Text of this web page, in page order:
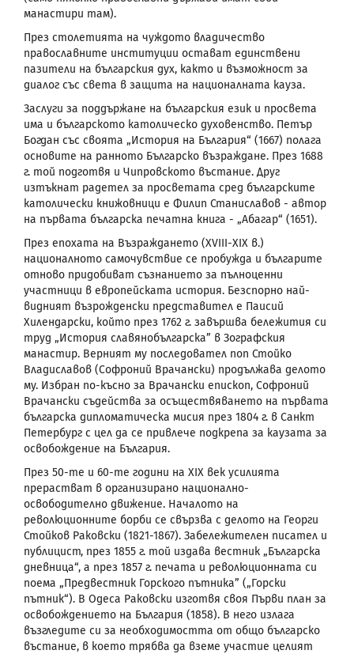
манастири там).
През столетията на чуждото владичество
православните институции остават единствени
пазители на българския дух, както и възможност за
диалог със света в защита на националната кауза.
Заслуги за поддържане на българския език и просвета
има и българското католическо духовенство. Петър
Богдан със своята „История на България“ (1667) полага
основите на ранното Българско възраждане. През 1688
г. той подготвя и Чипровското въстание. Друг
изтъкнат радетел за просветата сред българските
католически книжовници е Филип Станиславов - автор
на първата българска печатна книга - „Абагар“ (1651).
През епохата на Възраждането (XVIII-XIX в.)
националното самочувствие се пробужда и българите
отново придобиват съзнанието за пълноценни
участници в европейската история. Безспорно най-
видният възрожденски представител е Паисий
Хилендарски, който през 1762 г. завършва бележития си
труд „История славянобългарска” в Зографския
манастир. Верният му последовател поп Стойко
Владиславов (Софроний Врачански) продължава делото
му. Избран по-късно за Врачански епископ, Софроний
Врачански съдейства за осъществяването на първата
българска дипломатическа мисия през 1804 г. в Санкт
Петербург с цел да се привлече подкрепа за каузата за
освобождение на България.
През 50-те и 60-те години на XIX век усилията
прерастват в организирано национално-
освободително движение. Началото на
революционните борби се свързва с делото на Георги
Стойков Раковски (1821-1867). Забележителен писател и
публицист, през 1855 г. той издава вестник „Българска
дневница“, а през 1857 г. печата и революционната си
поема „Предвестник Горского пътника” („Горски
пътник“). В Одеса Раковски изготвя своя Първи план за
освобождението на България (1858). В него излага
възгледите си за необходимостта от общо българско
въстание, в което трябва да вземе участие целият